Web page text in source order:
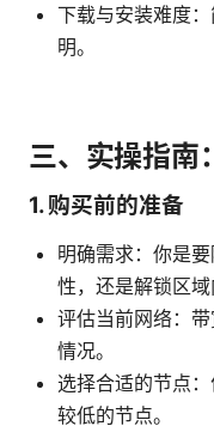
下载与安装难度
明。
三、实操指南
1. 购买前的准备
明确需求：你是
性，还是解锁区域
评估当前网络：
情况。
选择合适的节点
较低的节点。